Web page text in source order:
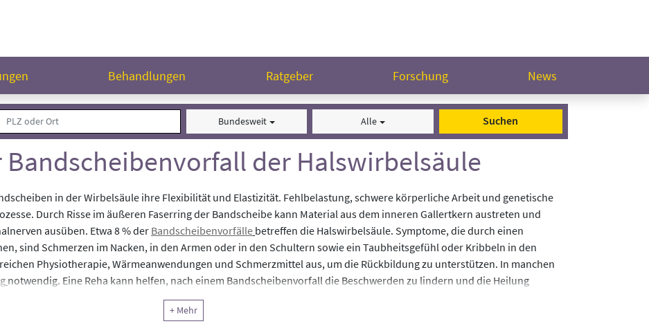
Behandlungen Ratgeber Forschung News
Bundesweit Alle Suchen
der Halswirbelsäule
in der Wirbelsäule ihre Flexibilität und Elastizität. Fehlbelastung, schwere körperliche Arbeit und genetische
Durch Risse im äußeren Faserring der Bandscheibe kann Material aus dem inneren Gallertkern austreten und
ausüben. Etwa 8 % der Bandscheibenvorfälle betreffen die Halswirbelsäule. Symptome, die durch einen
sind Schmerzen im Nacken, in den Armen oder in den Schultern sowie ein Taubheitsgefühl oder Kribbeln in den
Physiotherapie, Wärmeanwendungen und Schmerzmittel aus, um die Rückbildung zu unterstützen. In manchen
notwendig. Eine Reha kann helfen, nach einem Bandscheibenvorfall die Beschwerden zu lindern und die Heilung
trägt eine Reha zur schnellen Genesung und einer problemlosen Rückkehr in den Alltag bei.
+ Mehr